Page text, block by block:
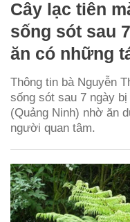
Cây lạc tiên
sống sót sau
ăn có những
Thông tin bà Nguyễn
sống sót sau 7 ngày
(Quảng Ninh) nhờ ăn
người quan tâm.